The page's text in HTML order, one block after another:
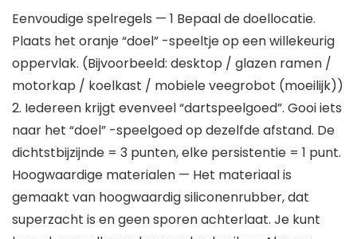
Eenvoudige spelregels — 1 Bepaal de doellocatie.
Plaats het oranje “doel” -speeltje op een willekeurig
oppervlak. (Bijvoorbeeld: desktop / glazen ramen /
motorkap / koelkast / mobiele veegrobot (moeilijk))
2. Iedereen krijgt evenveel “dartspeelgoed”. Gooi iets
naar het “doel” -speelgoed op dezelfde afstand. De
dichtstbijzijnde = 3 punten, elke persistentie = 1 punt.
Hoogwaardige materialen — Het materiaal is
gemaakt van hoogwaardig siliconenrubber, dat
superzacht is en geen sporen achterlaat. Je kunt